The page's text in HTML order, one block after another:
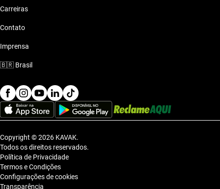
Carreiras
Contato
Imprensa
🇧🇷 Brasil
Copyright © 2026 KAVAK.
Todos os direitos reservados.
Política de Privacidade
Termos e Condições
Configurações de cookies
Transparência